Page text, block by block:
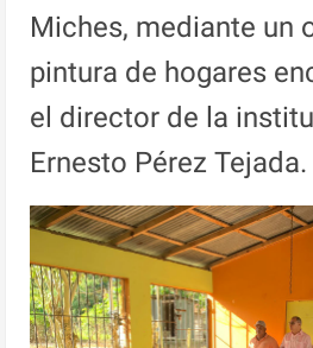
Miches, mediante un
pintura de hogares
el director de la
Ernesto Pérez Tejada.